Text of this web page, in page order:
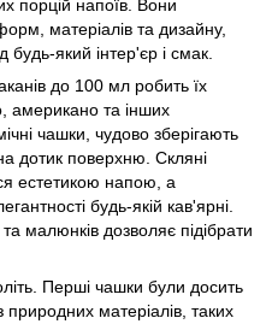
порцій напоїв. Вони
матеріалів та дизайну,
будь-який інтер'єр і смак.
до 100 мл робить їх
американо та інших
чашки, чудово зберігають
дотик поверхню. Скляні
естетикою напою, а
будь-якій кав'ярні.
малюнків дозволяє підібрати
Перші чашки були досить
природних матеріалів, таких